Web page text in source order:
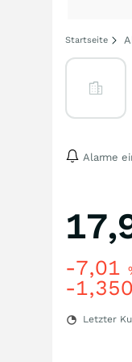
Startseite
Alarme
-7,01
-1,350
Letzter